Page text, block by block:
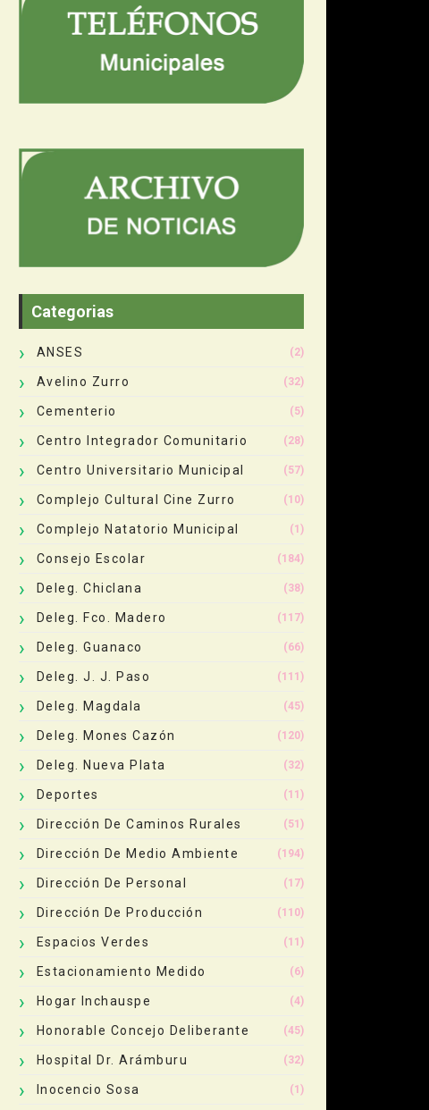
Categorias
ANSES (2)
Avelino Zurro (32)
Cementerio (5)
Centro Integrador Comunitario (28)
Centro Universitario Municipal (57)
Complejo Cultural Cine Zurro (10)
Complejo Natatorio Municipal (1)
Consejo Escolar (184)
Deleg. Chiclana (38)
Deleg. Fco. Madero (117)
Deleg. Guanaco (66)
Deleg. J. J. Paso (111)
Deleg. Magdala (45)
Deleg. Mones Cazón (120)
Deleg. Nueva Plata (32)
Deportes (11)
Dirección De Caminos Rurales (51)
Dirección De Medio Ambiente (194)
Dirección De Personal (17)
Dirección De Producción (110)
Espacios Verdes (11)
Estacionamiento Medido (6)
Hogar Inchauspe (4)
Honorable Concejo Deliberante (45)
Hospital Dr. Arámburu (32)
Inocencio Sosa (1)